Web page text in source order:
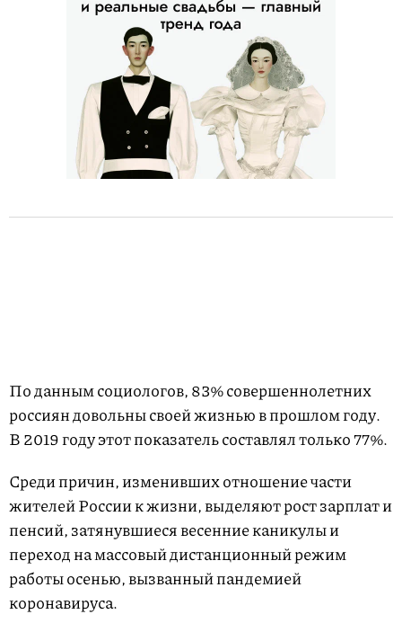
По данным социологов, 83% совершеннолетних
россиян довольны своей жизнью в прошлом году.
В 2019 году этот показатель составлял только 77%.
Среди причин, изменивших отношение части
жителей России к жизни, выделяют рост зарплат и
пенсий, затянувшиеся весенние каникулы и
переход на массовый дистанционный режим
работы осенью, вызванный пандемией
коронавируса.